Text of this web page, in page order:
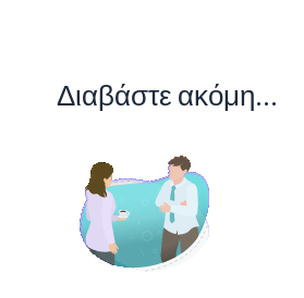
Διαβάστε ακόμη...